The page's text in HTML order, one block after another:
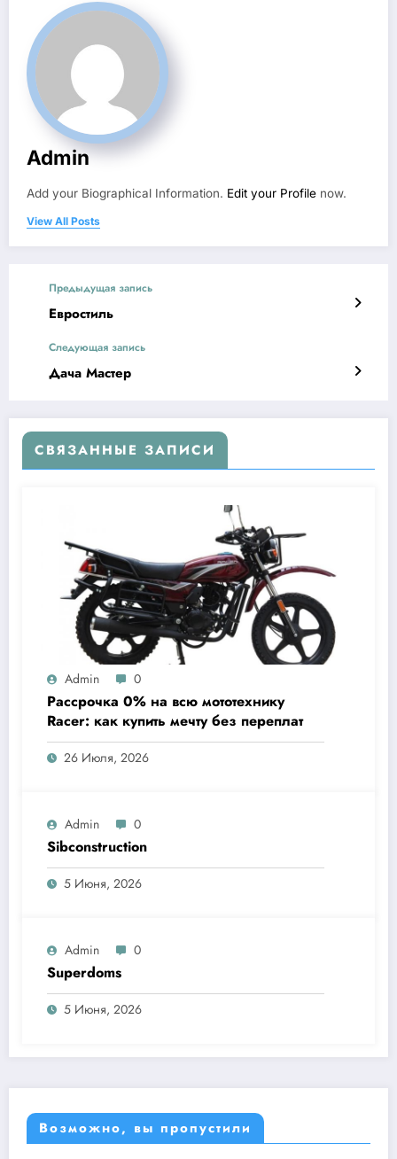
Admin
Add your Biographical Information. Edit your Profile now.
View All Posts
Предыдущая запись
Евростиль
Следующая запись
Дача Мастер
СВЯЗАННЫЕ ЗАПИСИ
Admin 0
Рассрочка 0% на всю мототехнику
Racer: как купить мечту без переплат
26 Июля, 2026
Admin 0
Sibconstruction
5 Июня, 2026
Admin 0
Superdoms
5 Июня, 2026
Возможно, вы пропустили